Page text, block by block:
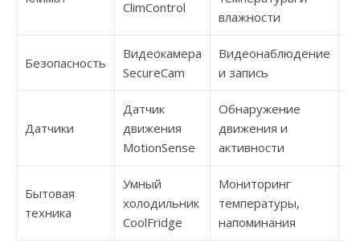
ClimControl
влажности
Безопасность
Видеокамера
SecureCam
Видеонаблюдение
и запись
Датчики
Датчик
движения
MotionSense
Обнаружение
движения и
активности
Бытовая
техника
Умный
холодильник
CoolFridge
Мониторинг
температуры,
напоминания